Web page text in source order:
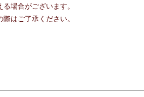
場合がございます。
はご了承ください。